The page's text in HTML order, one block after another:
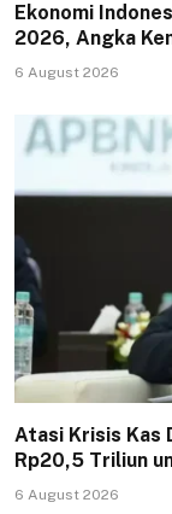
Ekonomi
2026, Angka
6 August 2026
Atasi Krisis Kas
Rp20,5 Triliun
6 August 2026